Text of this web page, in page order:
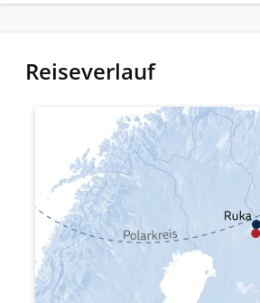
Reiseverlauf